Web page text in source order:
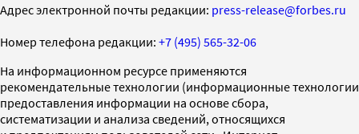
Адрес электронной почты редакции: press-release@forbes.ru
Номер телефона редакции: +7 (495) 565-32-06
На информационном ресурсе применяются
рекомендательные технологии (информационные технологии
предоставления информации на основе сбора,
систематизации и анализа сведений, относящихся